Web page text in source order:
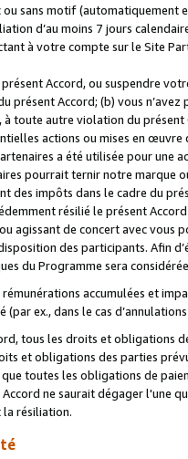
sans motif (automatiquement
d’au moins 7 jours
à votre compte sur le Site
Accord, ou suspendre
présent Accord; (b) vous
à toute autre violation du
actions ou mises en
a été utilisée pour une
pourrait ternir notre marque
des impôts dans le cadre du
résilié le présent
agissant de concert avec vous
des participants. Afin
du Programme sera
accumulées et
ex., dans le cas
tous les droits et obligations
et obligations des parties
toutes les obligations de
ne saurait dégager l'une
la résiliation.